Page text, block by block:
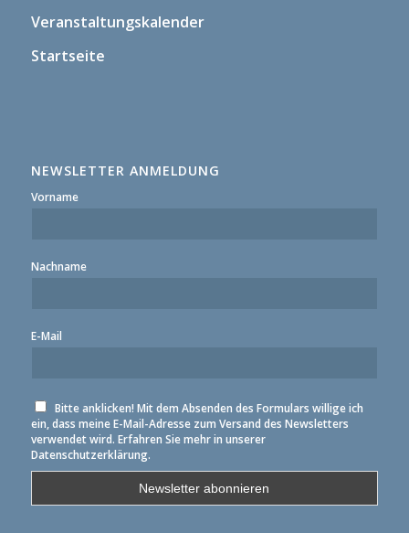
Veranstaltungskalender
Startseite
NEWSLETTER ANMELDUNG
Vorname
Nachname
E-Mail
Bitte anklicken! Mit dem Absenden des Formulars willige ich
ein, dass meine E-Mail-Adresse zum Versand des Newsletters
verwendet wird. Erfahren Sie mehr in unserer
Datenschutzerklärung.